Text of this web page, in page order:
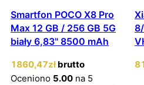
Smartfon POCO X8 Pro
Max 12 GB / 256 GB 5G
biały 6,83" 8500 mAh
1860,47zł brutto
Oceniono 5.00 na 5